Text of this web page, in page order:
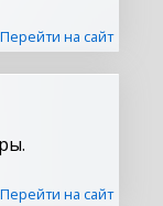
Перейти на сайт
Перейти на сайт